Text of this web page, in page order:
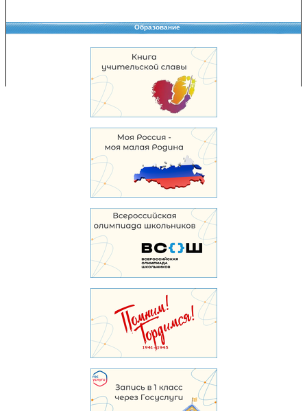
Образование
Copyright © 2008-2026 Управление образования
Перепечатка и использование материалов возможны только с разрешения
Управления образования.
103,924,979 уникальных посетителей